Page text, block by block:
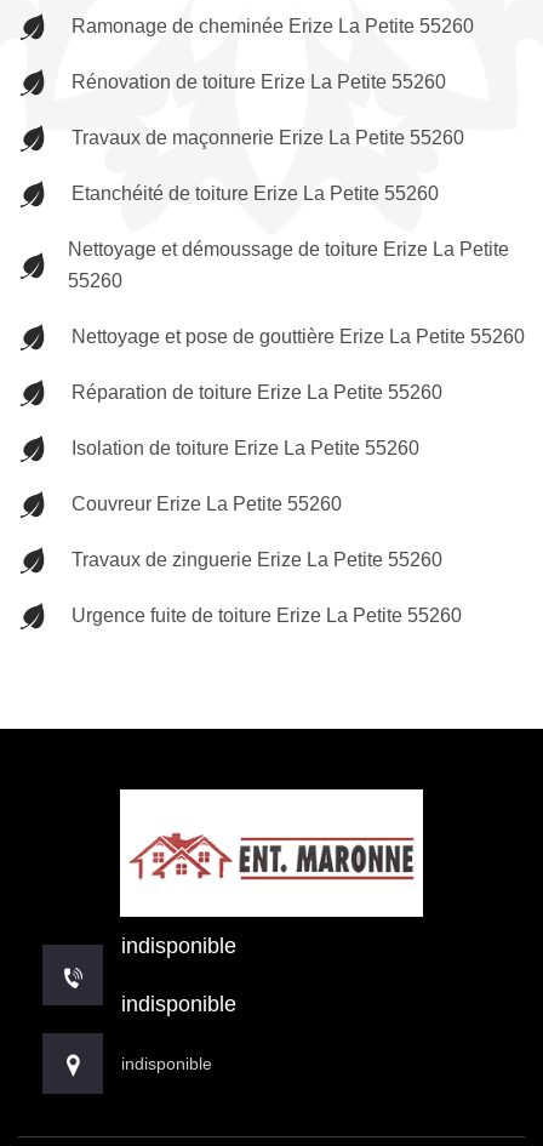
Ramonage de cheminée Erize La Petite 55260
Rénovation de toiture Erize La Petite 55260
Travaux de maçonnerie Erize La Petite 55260
Etanchéité de toiture Erize La Petite 55260
Nettoyage et démoussage de toiture Erize La Petite
55260
Nettoyage et pose de gouttière Erize La Petite 55260
Réparation de toiture Erize La Petite 55260
Isolation de toiture Erize La Petite 55260
Couvreur Erize La Petite 55260
Travaux de zinguerie Erize La Petite 55260
Urgence fuite de toiture Erize La Petite 55260
indisponible
indisponible
indisponible